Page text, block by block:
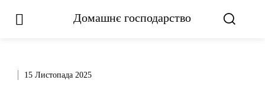
Домашнє господарство
15 Листопада 2025